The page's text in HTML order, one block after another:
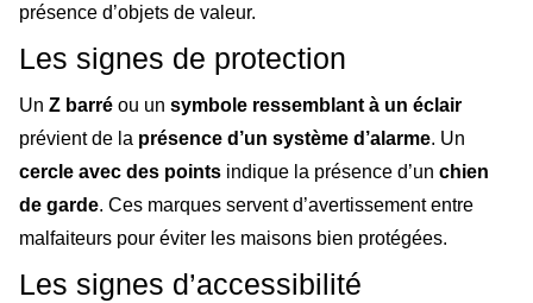
présence d’objets de valeur.
Les signes de protection
Un Z barré ou un symbole ressemblant à un éclair
prévient de la présence d’un système d’alarme. Un
cercle avec des points indique la présence d’un chien
de garde. Ces marques servent d’avertissement entre
malfaiteurs pour éviter les maisons bien protégées.
Les signes d’accessibilité